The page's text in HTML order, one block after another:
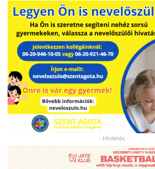
- Hirdetés -